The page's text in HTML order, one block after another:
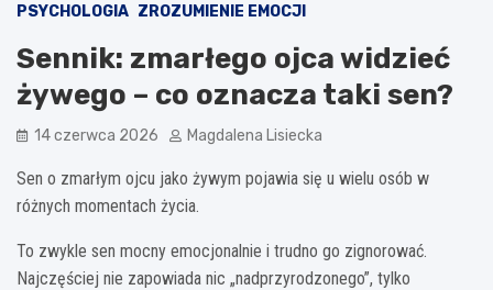
PSYCHOLOGIA ZROZUMIENIE EMOCJI
Sennik: zmarłego ojca widzieć
żywego – co oznacza taki sen?
14 czerwca 2026 Magdalena Lisiecka
Sen o zmarłym ojcu jako żywym pojawia się u wielu osób w
różnych momentach życia.
To zwykle sen mocny emocjonalnie i trudno go zignorować.
Najczęściej nie zapowiada nic „nadprzyrodzonego”, tylko